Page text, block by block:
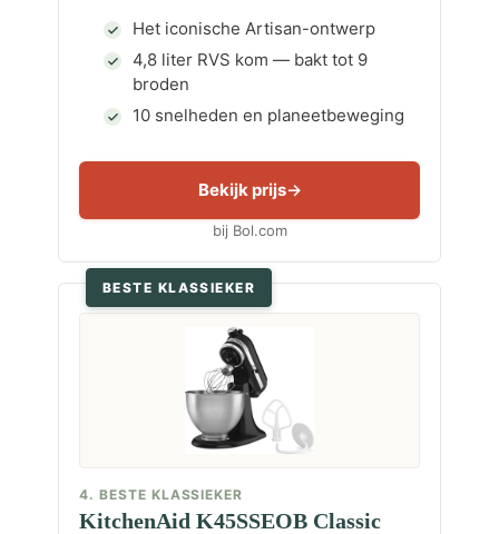
Het iconische Artisan-ontwerp
4,8 liter RVS kom — bakt tot 9
broden
10 snelheden en planeetbeweging
Bekijk prijs
bij Bol.com
BESTE KLASSIEKER
4. BESTE KLASSIEKER
KitchenAid K45SSEOB Classic